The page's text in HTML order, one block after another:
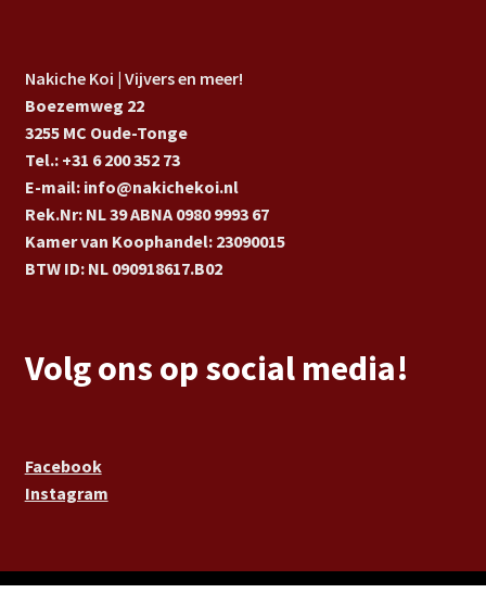
Nakiche Koi | Vijvers en meer!
Boezemweg 22
3255 MC Oude-Tonge
Tel.: +31 6 200 352 73
E-mail: info@nakichekoi.nl
Rek.Nr: NL 39 ABNA 0980 9993 67
Kamer van Koophandel: 23090015
BTW ID: NL 090918617.B02
Volg ons op social media!
Facebook
Instagram